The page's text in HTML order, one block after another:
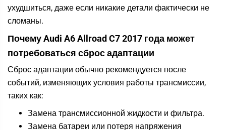
ухудшиться, даже если никакие детали фактически не
сломаны.
Почему Audi A6 Allroad C7 2017 года может
потребоваться сброс адаптации
Сброс адаптации обычно рекомендуется после
событий, изменяющих условия работы трансмиссии,
таких как:
Замена трансмиссионной жидкости и фильтра.
Замена батареи или потеря напряжения